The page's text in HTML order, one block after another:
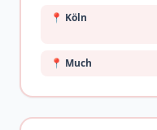
📍 Köln
📍 Much